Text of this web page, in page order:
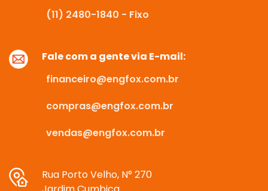
(11) 2480-1840 - Fixo
Fale com a gente via E-mail:
financeiro@engfox.com.br
compras@engfox.com.br
vendas@engfox.com.br
Rua Porto Velho, N° 270